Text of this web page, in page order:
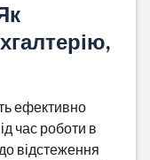
ефективно
час роботи в
відстеження